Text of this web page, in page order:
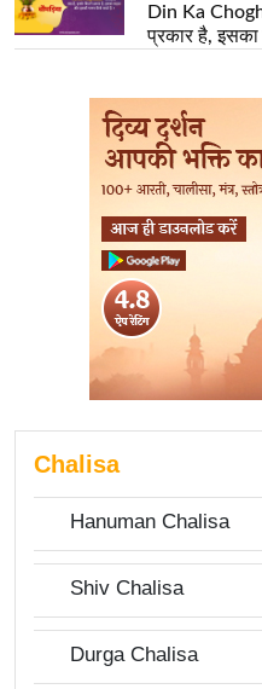
Din Ka
प्रकार है,
Chalisa
Hanuman Chalisa
Shiv Chalisa
Durga Chalisa